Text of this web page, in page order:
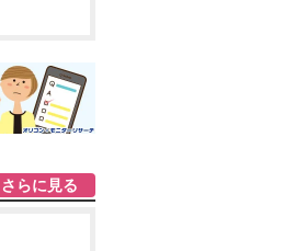
さらに見る